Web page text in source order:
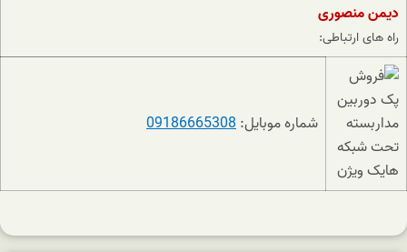
دیمن منصوری
راه های ارتباطی:
شماره موبایل:09186665308